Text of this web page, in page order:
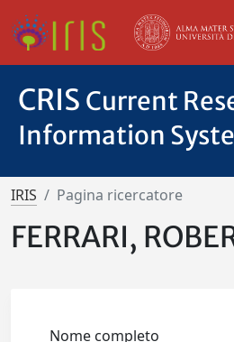
CRIS Current
Information
IRIS Pagina ricercatore
FERRARI,
Nome completo